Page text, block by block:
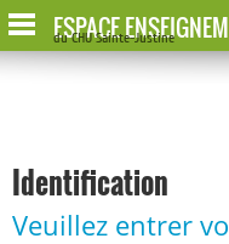
ESPACE
du CHU Sainte-Justine
Identification
Veuillez entrer